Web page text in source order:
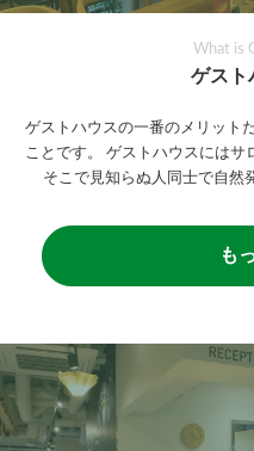
What is
ゲスト
ゲストハウスの一番のメリット
ことです。
ゲストハウスにはサ
そこで見知らぬ人同士で自然
も